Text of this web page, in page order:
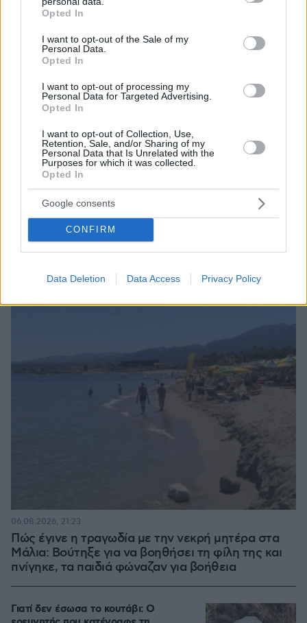
grant or deny consent to Google and its third-party tags to
use your data for below specified purposes in below Google
consent section.
Opted In
I want to opt-out of the Sale of my
Personal Data.
Opted In
I want to opt-out of processing my
Personal Data for Targeted Advertising.
Opted In
I want to opt-out of Collection, Use,
Retention, Sale, and/or Sharing of my
Personal Data that Is Unrelated with the
Purposes for which it was collected.
Opted In
Google consents
CONFIRM
Data Deletion Data Access Privacy Policy
Χρίστος Κούγιας: Η προσωπική μου ζωή δεν
μπορεί να είναι αντικείμενο φημών ή σεναρίων
που παρουσιάζονται ως πραγματικά γεγονότα
06.08.2026, 22:24
Πώς έγινε η τραγωδία με την νεκρή μητέρα στα
Μάλια: Βούτηξε για να βοηθήσει τη φίλη της και
πνίγηκε, τα παιδιά φώναζαν για βοήθεια
06.08.2026, 21:23
Γιατί δεν έσωσα το κουτάβι: Ο